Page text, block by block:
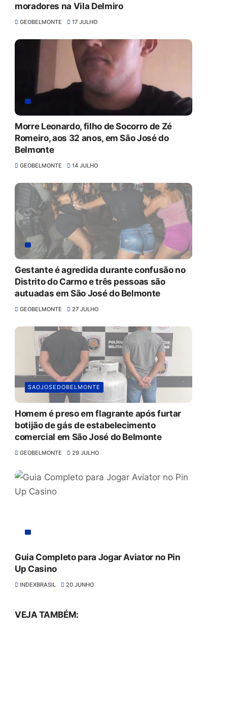
moradores na Vila Delmiro
GEOBELMONTE 17 JULHO
Morre Leonardo, filho de Socorro de Zé
Romeiro, aos 32 anos, em São José do
Belmonte
GEOBELMONTE 14 JULHO
Gestante é agredida durante confusão no
Distrito do Carmo e três pessoas são
autuadas em São José do Belmonte
GEOBELMONTE 27 JULHO
SAOJOSEDOBELMONTE
Homem é preso em flagrante após furtar
botijão de gás de estabelecimento
comercial em São José do Belmonte
GEOBELMONTE 29 JULHO
Guia Completo para Jogar Aviator no Pin
Up Casino
INDEXBRASIL 20 JUNHO
VEJA TAMBÉM: